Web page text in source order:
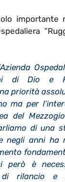
importante
di Dio e
priorità
ma per
del
di una
negli anni ha
però è
rilancio e